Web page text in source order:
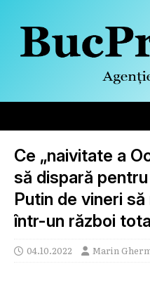
Ce „naivitate a
să dispară
Putin de vineri
într-un război
04.10.2022 Marin